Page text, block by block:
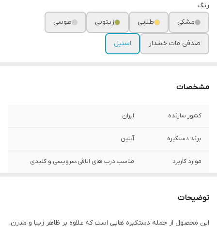
رنگ
مشکی
طلایی زیتونی طوسی
صدفی مات خشدار استیل
مشخصات
کشور سازنده ایران
برند دستگیره آیلین
موارد کاربرد مناسب درب های اتاقی،سرویسی و کلیدی
توضیحات
این محصول از جمله دستگیره هایی است که علاوه بر ظاهر زیبا و مدرن،